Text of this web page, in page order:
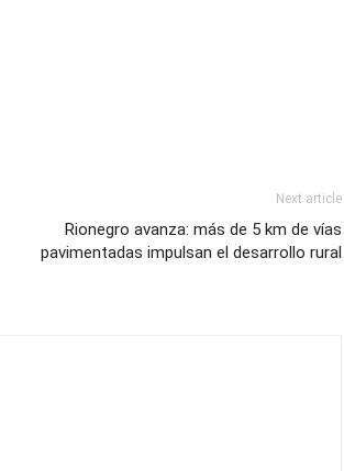
Next article
Rionegro avanza: más de 5 km de vías
pavimentadas impulsan el desarrollo rural